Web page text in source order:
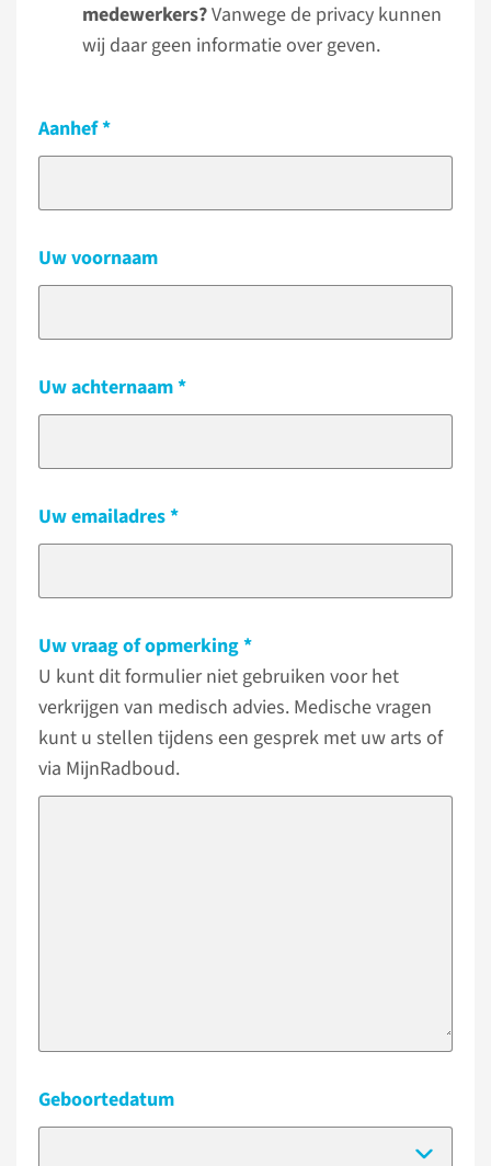
medewerkers?Vanwege de privacy kunnen
wij daar geen informatie over geven.
Aanhef
Uw voornaam
Uw achternaam
Uw emailadres
Uw vraag of opmerking
U kunt dit formulier niet gebruiken voor het
verkrijgen van medisch advies. Medische vragen
kunt u stellen tijdens een gesprek met uw arts of
via MijnRadboud.
Geboortedatum